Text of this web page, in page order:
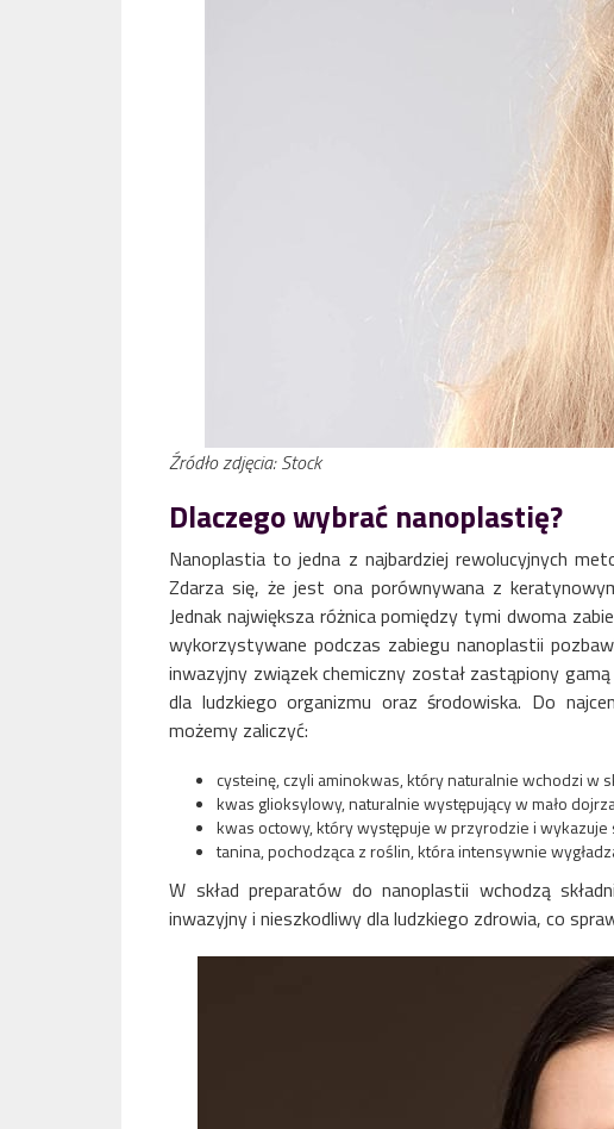
Źródło zdjęcia: Stock
Dlaczego wybrać nanoplastię?
Nanoplastia to jedna z najbardziej rewolucyjnych
Zdarza się, że jest ona porównywana z
Jednak największa różnica pomiędzy tymi dwoma
wykorzystywane podczas zabiegu nanoplastii
inwazyjny związek chemiczny został zastąpiony
dla ludzkiego organizmu oraz środowiska. Do
możemy zaliczyć:
cysteinę, czyli aminokwas, który naturalnie wchodzi w
kwas glioksylowy, naturalnie występujący w mało
kwas octowy, który występuje w przyrodzie i wykazuje
tanina, pochodząca z roślin, która intensywnie
W skład preparatów do nanoplastii wchodzą
inwazyjny i nieszkodliwy dla ludzkiego zdrowia, co